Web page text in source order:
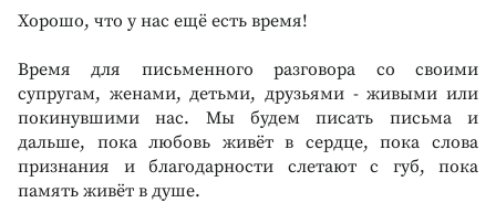
Хорошо, что у нас ещё есть время!
Время для письменного разговора со своими
супругам, женами, детьми, друзьями - живыми или
покинувшими нас. Мы будем писать письма и
дальше, пока любовь живёт в сердце, пока слова
признания и благодарности слетают с губ, пока
память живёт в душе.